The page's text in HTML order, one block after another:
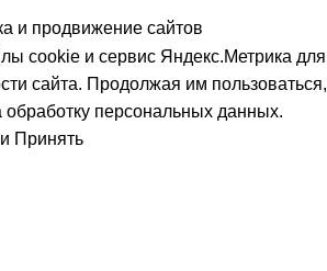
и продвижение сайтов
cookie и сервис Яндекс.Метрика для
сайта. Продолжая им пользоваться,
персональных данных.
Принять